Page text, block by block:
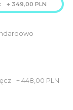
+ 349,00 PLN
+448,00 PLN